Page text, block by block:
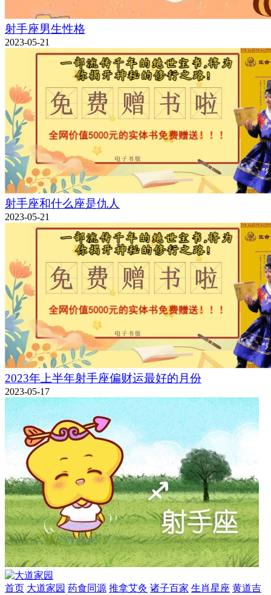
射手座男生性格
2023-05-21
射手座和什么座是仇人
2023-05-21
2023年上半年射手座偏财运最好的月份
2023-05-17
首页 大道家园 药食同源 推拿艾灸 诸子百家 生肖星座 黄道吉